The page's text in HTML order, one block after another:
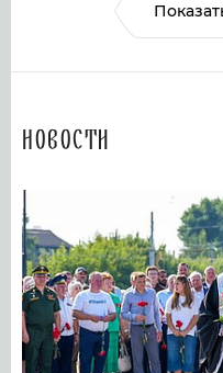
Новости